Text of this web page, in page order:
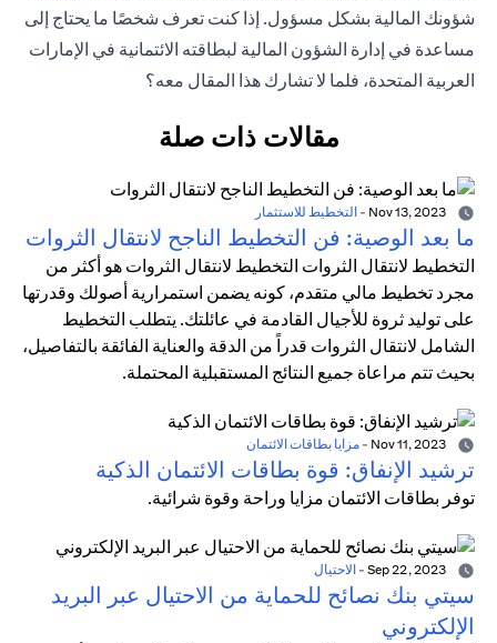
شؤونك المالية بشكل مسؤول. إذا كنت تعرف شخصًا ما يحتاج إلى
مساعدة في إدارة الشؤون المالية لبطاقته الائتمانية في الإمارات
العربية المتحدة، فلما لا تشارك هذا المقال معه؟
مقالات ذات صلة
- التخطيط للاستثمار
ما بعد الوصية: فن التخطيط الناجح لانتقال الثروات
التخطيط لانتقال الثروات التخطيط لانتقال الثروات هو أكثر من
مجرد تخطيط مالي متقدم، كونه يضمن استمرارية أصولك وقدرتها
على توليد ثروة للأجيال القادمة في عائلتك. يتطلب التخطيط
الشامل لانتقال الثروات قدراً من الدقة والعناية الفائقة بالتفاصيل،
بحيث تتم مراعاة جميع النتائج المستقبلية المحتملة.
- مزايا بطاقات الائتمان
ترشيد الإنفاق: قوة بطاقات الائتمان الذكية
توفر بطاقات الائتمان مزايا وراحة وقوة شرائية.
- الاحتيال
سيتي بنك نصائح للحماية من الاحتيال عبر البريد
الإلكتروني